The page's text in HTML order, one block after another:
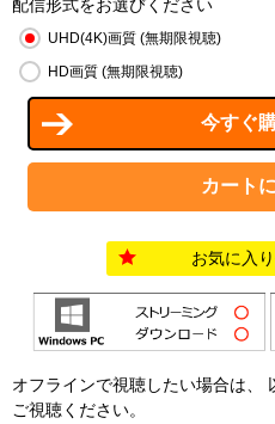
配信形式をお選びください
UHD(4K)画質 (無期限視聴)
HD画質 (無期限視聴)
お気に入
オフラインで視聴したい場合は、
ご視聴ください。